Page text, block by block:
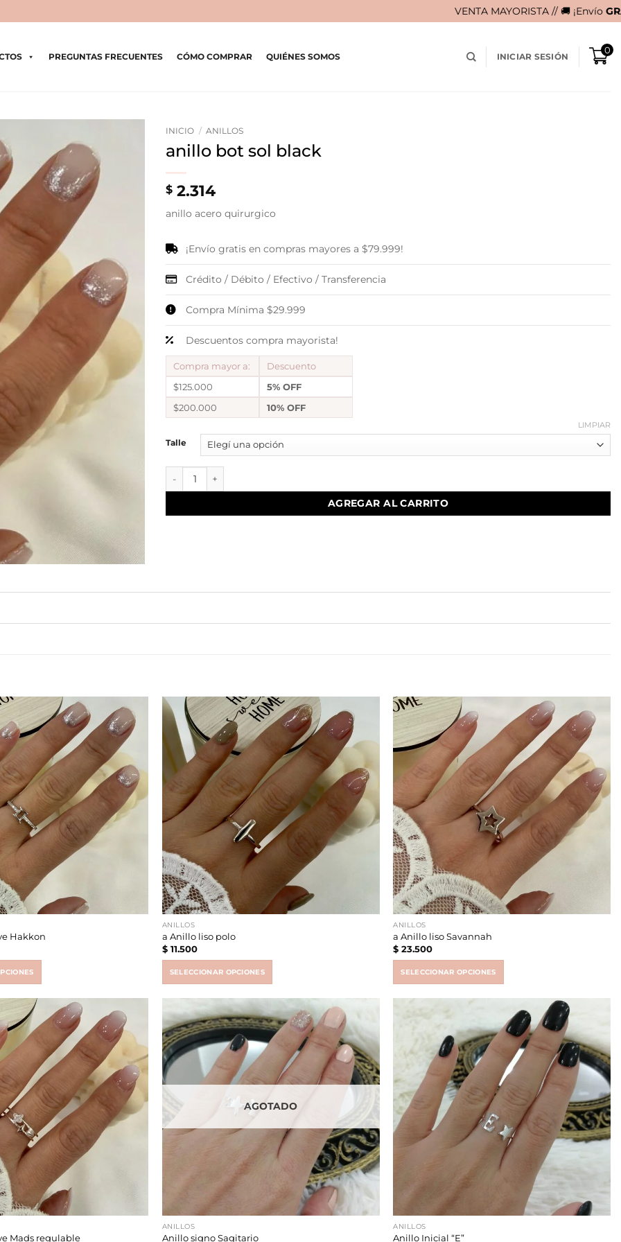
VENTA MAYORISTA // 🚚 ¡EnvíoGRATISen compras
PREGUNTAS FRECUENTES CÓMO COMPRAR QUIÉNES SOMOS INICIAR SESIÓN
0
INICIO / ANILLOS
anillo bot sol black
$ 2.314
anillo acero quirurgico
¡Envío gratis en compras mayores a $79.999!
Crédito / Débito / Efectivo / Transferencia
Compra Mínima $29.999
Descuentos compra mayorista!
Compra mayor a:
Descuento
$125.000
5% OFF
$200.000
10% OFF
Talle
LIMPIAR
AGREGAR AL CARRITO
Hakkon
ANILLOS
a Anillo liso polo
$11.500
SELECCIONAR OPCIONES
has
multiple
variants.
The
options
may
chosen
on
the
ANILLOS
a Anillo liso Savannah
$ 23.500
SELECCIONAR OPCIONES
has
options
be
chosen
on
Mads regulable
AGOTADO
ANILLOS
Anillo signo Sagitario
ANILLOS
Anillo Inicial “E”